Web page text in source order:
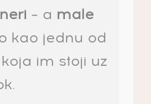
– a male
kao jednu od
im stoji uz